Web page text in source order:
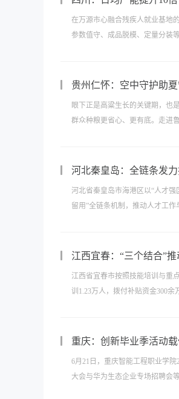
在万源市心融合残疾人就业基地
参数值守、成品脱模、定量分装
贵州仁怀：空中守护助
眼下正是高粱生长的关键期，也
群众种粮更省心、更有底。走进
河北秦皇岛：全链条发
河北省秦皇岛市海港区以“人才
留用”全链条机制，推动人才工
江西宜春：“三个结合”
江西省宜春市按照技能培训与重
训1.23万人，拨付补贴资金300
重庆：创新毕业季活动
6月21日，重庆智能工程职业学
大会与华为生态企业专场招聘会